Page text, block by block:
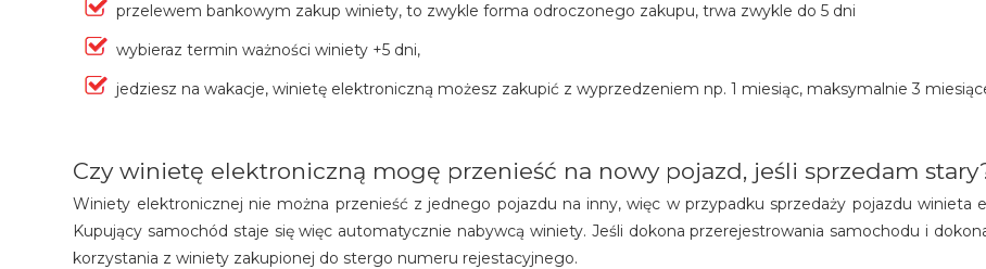
przelewem bankowym zakup winiety, to zwykle forma odroczonego zakupu, trwa zwykle do 5 dni
wybieraz termin ważności winiety +5 dni,
jedziesz na wakacje, winietę elektroniczną możesz zakupić z wyprzedzeniem np. 1 miesiąc, maksymalnie 3
Czy winietę elektroniczną mogę przenieść na nowy pojazd, jeśli sprzedam
Winiety elektronicznej nie można przenieść z jednego pojazdu na inny, więc w przypadku sprzedaży pojazdu winieta
Kupujący samochód staje się więc automatycznie nabywcą winiety. Jeśli dokona przerejestrowania samochodu i
korzystania z winiety zakupionej do stergo numeru rejestacyjnego.